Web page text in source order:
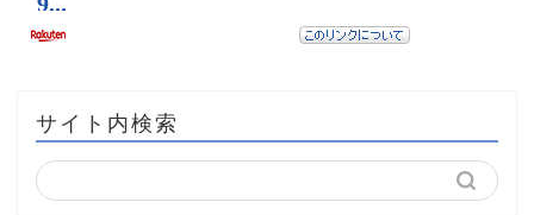
サイト内検索